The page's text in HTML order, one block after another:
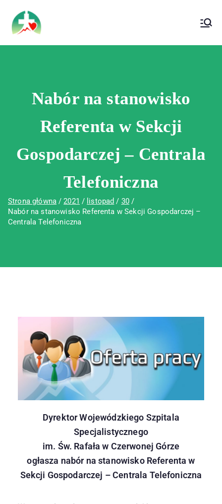
Wojewódzki Szpital Specjalistyczny im.
Św. Rafała w Czerwonej Górze
Nabór na stanowisko
Referenta w Sekcji
Gospodarczej – Centrala
Telefoniczna
Strona główna 2021 listopad
30
Nabór na stanowisko Referenta w Sekcji Gospodarczej –
Centrala Telefoniczna
Dyrektor Wojewódzkiego Szpitala
Specjalistycznego
im. Św. Rafała w Czerwonej Górze
ogłasza nabór na stanowisko Referenta w
Sekcji Gospodarczej – Centrala Telefoniczna